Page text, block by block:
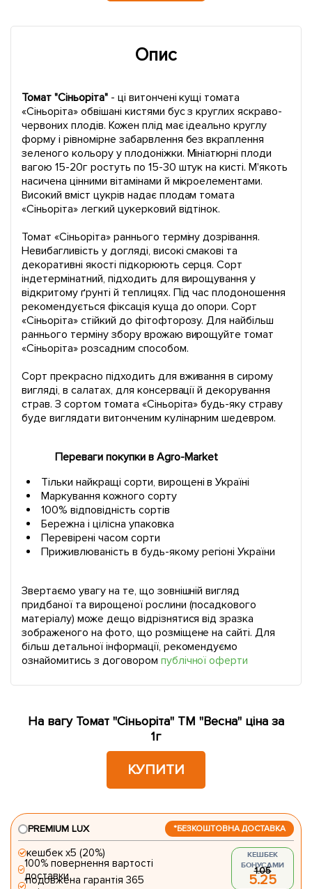
Опис
Томат "Сіньоріта" - ці витончені кущі томата
«Сіньоріта» обвішані кистями бус з круглих яскраво-
червоних плодів. Кожен плід має ідеально круглу
форму і рівномірне забарвлення без вкраплення
зеленого кольору у плодоніжки. Мініатюрні плоди
вагою 15-20г ростуть по 15-30 штук на кисті. М'якоть
насичена цінними вітамінами й мікроелементами.
Високий вміст цукрів надає плодам томата
«Сіньоріта» легкий цукерковий відтінок.
Томат «Сіньоріта» раннього терміну дозрівання.
Невибагливість у догляді, високі смакові та
декоративні якості підкорюють серця. Сорт
індетермінатний, підходить для вирощування у
відкритому ґрунті й теплицях. Під час плодоношення
рекомендується фіксація куща до опори. Сорт
«Сіньоріта» стійкий до фітофторозу. Для найбільш
раннього терміну збору врожаю вирощуйте томат
«Сіньоріта» розсадним способом.
Сорт прекрасно підходить для вживання в сирому
вигляді, в салатах, для консервації й декорування
страв. З сортом томата «Сіньоріта» будь-яку страву
буде виглядати витонченим кулінарним шедевром.
Переваги покупки в Agro-Market
Тільки найкращі сорти, вирощені в Україні
Маркування кожного сорту
100% відповідність сортів
Бережна і цілісна упаковка
Перевірені часом сорти
Приживлюваність в будь-якому регіоні України
Звертаємо увагу на те, що зовнішній вигляд
придбаної та вирощеної рослини (посадкового
матеріалу) може дещо відрізнятися від зразка
зображеного на фото, що розміщене на сайті. Для
більш детальної інформації, рекомендуємо
ознайомитись з договором публічної оферти
На вагу Томат "Сіньоріта" ТМ "Весна" ціна за
1г
КУПИТИ
*БЕЗКОШТОВНА ДОСТАВКА
PREMIUM LUX
кешбек х5 (20%)
100% повернення вартості
доставки
подовжена гарантія 365
КЕШБЕК
БОНУСАМИ
1.05
5.25